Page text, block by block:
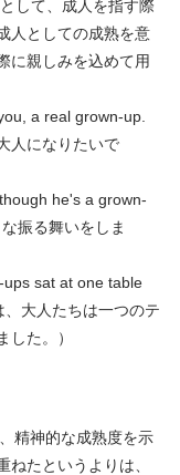
して、成人を指す際
人としての成熟を意
に親しみを込めて用
a real grown-up.
人になりたいで
he's a grown-
振る舞いをしま
sat at one table
大人たちは一つのテ
た。）
精神的な成熟度を示
たというよりは、